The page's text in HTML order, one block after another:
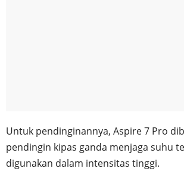
Untuk pendinginannya, Aspire 7 Pro
pendingin kipas ganda menjaga suhu
digunakan dalam intensitas tinggi.